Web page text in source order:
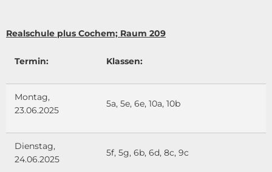
Realschule plus Cochem; Raum 209
Termin: Klassen:
Montag,
23.06.2025
5a, 5e, 6e, 10a, 10b
Dienstag,
24.06.2025
5f, 5g, 6b, 6d, 8c, 9c